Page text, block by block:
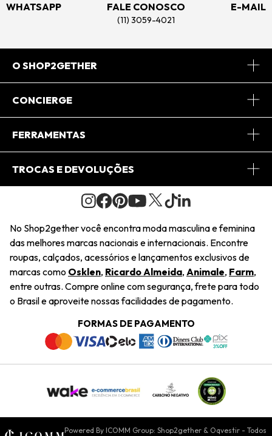
WHATSAPP FALE CONOSCO
(11) 3059-4021
E-MAIL
O SHOP2GETHER
Sobre Nós
Journal
Saiu na Mídia
Sustentabilidade
Navegando
Termos e Condições
Trabalhe Conosco
CONCIERGE
Central de Relacionamento
Regulamento e Promoções
FERRAMENTAS
Minha Conta
Pedido de Presente
Wishlist
TROCAS E DEVOLUÇÕES
Condições Gerais
Troca Fácil
Restituição de Pagamento
Dúvidas Frequentes
Termos e Condições
Política de Privacidade
No Shop2gether você encontra moda masculina e feminina
das melhores marcas nacionais e internacionais. Encontre
roupas, calçados, acessórios e lançamentos exclusivos de
marcas como Osklen, Ricardo Almeida, Animale, Farm,
entre outras. Compre online com segurança, frete para todo
o Brasil e aproveite nossas facilidades de pagamento.
FORMAS DE PAGAMENTO
Powered By ICOMM Group: Shop2gether & Oqvestir - Todos